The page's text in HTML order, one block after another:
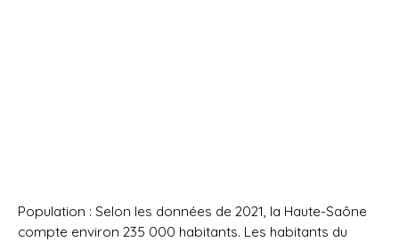
Population : Selon les données de 2021, la Haute-Saône
compte environ 235 000 habitants. Les habitants du